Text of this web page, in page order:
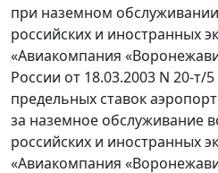
при наземном
российских и иностранных
«Авиакомпания
России от 18.03.2003 N 20-т/
предельных ставок
за наземное обслуживание
российских и иностранных
«Авиакомпания